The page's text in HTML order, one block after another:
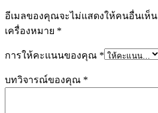
อีเมลของคุณจะไม่แสดงให้คนอื่นเห็น
เครื่องหมาย *
การให้คะแนนของคุณ *
บทวิจารณ์ของคุณ *